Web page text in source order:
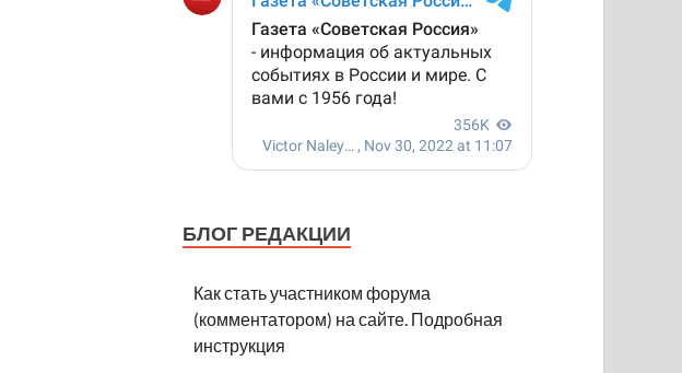
БЛОГ РЕДАКЦИИ
Как стать участником форума
(комментатором) на сайте. Подробная
инструкция